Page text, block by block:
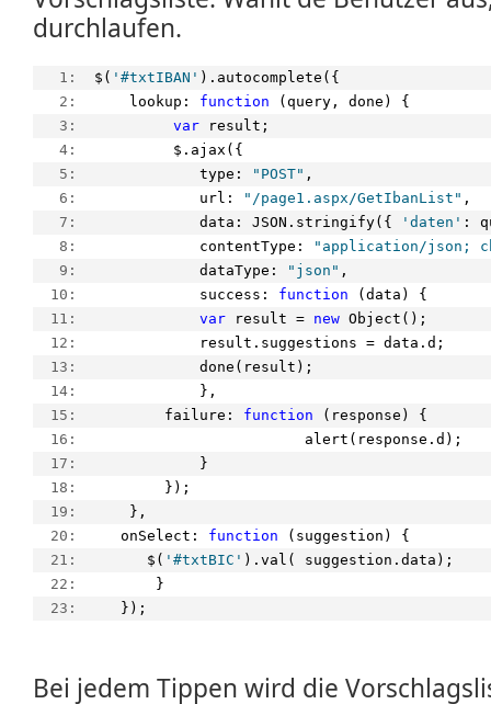
durchlaufen.
   1:
$( '#txtIBAN' ).autocomplete({
   2:
    lookup:
function (query, done) {
   3:
var result;
   4:
         $.ajax({
   5:
            type:
"POST" ,
   6:
            url:
"/page1.aspx/GetIbanList" ,
   7:
            data: JSON.stringify({
'daten' :
   8:
            contentType:
"application/json;
   9:
            dataType:
"json" ,
  10:
            success:
function (data) {
  11:
var result = new Object();
  12:
            result.suggestions = data.d;
  13:
            done(result);
  14:
            },
  15:
        failure:
function (response) {
  16:
                        alert(response.d);
  17:
            }
  18:
        });
  19:
    },
  20:
   onSelect:
function (suggestion) {
  21:
      $(
'#txtBIC' ).val( suggestion.data);
  22:
       }
  23:
   });
Bei jedem Tippen wird die